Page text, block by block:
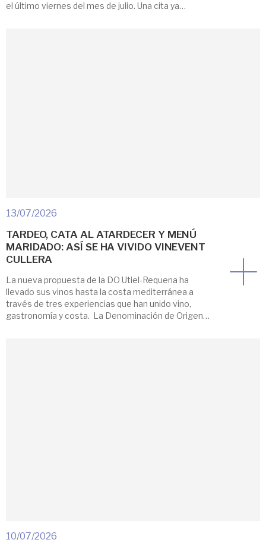
el último viernes del mes de julio. Una cita ya
13/07/2026
TARDEO, CATA AL ATARDECER Y MENÚ
MARIDADO: ASÍ SE HA VIVIDO VINEVENT
CULLERA
La nueva propuesta de la DO Utiel-Requena ha
llevado sus vinos hasta la costa mediterránea a
través de tres experiencias que han unido vino,
gastronomía y costa. La Denominación de Origen
10/07/2026